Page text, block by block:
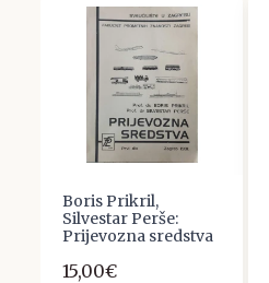
Boris Prikril,
Silvestar Perše:
Prijevozna sredstva
15,00€